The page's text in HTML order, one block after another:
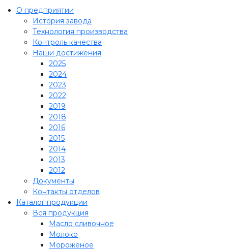
О предприятии
История завода
Технология производства
Контроль качества
Наши достижения
2025
2024
2023
2022
2019
2018
2016
2015
2014
2013
2012
Документы
Контакты отделов
Каталог продукции
Вся продукция
Масло сливочное
Молоко
Мороженое